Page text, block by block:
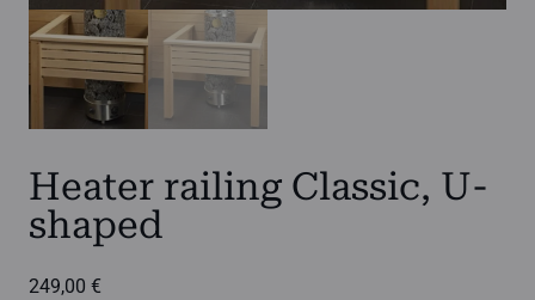
Heater railing Classic, U-
shaped
249,00 €